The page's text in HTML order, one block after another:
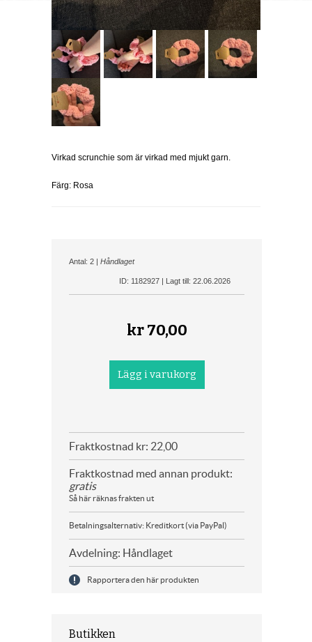
Virkad scrunchie som är virkad med mjukt garn.
Färg: Rosa
Antal: 2 | Håndlaget
ID: 1182927 | Lagt till: 22.06.2026
kr70,00
Fraktkostnad kr: 22,00
Fraktkostnad med annan produkt:
gratis
Så här räknas frakten ut
Betalningsalternativ: Kreditkort (via PayPal)
Avdelning: Håndlaget
Rapportera den här produkten
Butikken